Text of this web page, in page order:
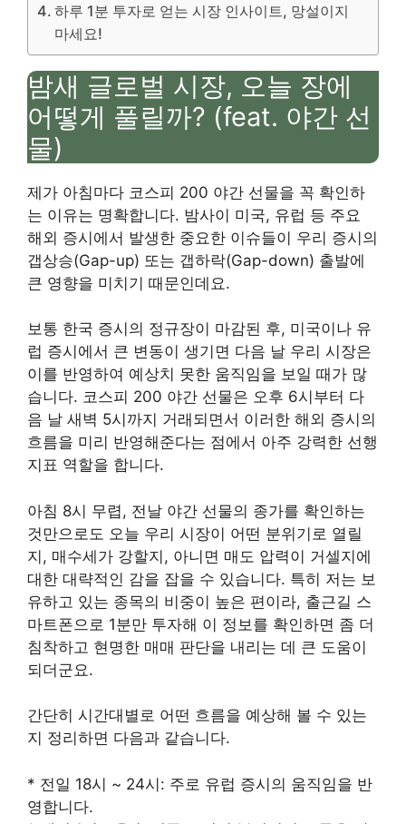
하루 1분 투자로 얻는 시장 인사이트, 망설이지
마세요!
밤새 글로벌 시장, 오늘 장에
어떻게 풀릴까? (feat. 야간 선
물)
제가 아침마다 코스피 200 야간 선물을 꼭 확인하
는 이유는 명확합니다. 밤사이 미국, 유럽 등 주요
해외 증시에서 발생한 중요한 이슈들이 우리 증시의
갭상승(Gap-up) 또는 갭하락(Gap-down) 출발에
큰 영향을 미치기 때문인데요.
보통 한국 증시의 정규장이 마감된 후, 미국이나 유
럽 증시에서 큰 변동이 생기면 다음 날 우리 시장은
이를 반영하여 예상치 못한 움직임을 보일 때가 많
습니다. 코스피 200 야간 선물은 오후 6시부터 다
음 날 새벽 5시까지 거래되면서 이러한 해외 증시의
흐름을 미리 반영해준다는 점에서 아주 강력한 선행
지표 역할을 합니다.
아침 8시 무렵, 전날 야간 선물의 종가를 확인하는
것만으로도 오늘 우리 시장이 어떤 분위기로 열릴
지, 매수세가 강할지, 아니면 매도 압력이 거셀지에
대한 대략적인 감을 잡을 수 있습니다. 특히 저는 보
유하고 있는 종목의 비중이 높은 편이라, 출근길 스
마트폰으로 1분만 투자해 이 정보를 확인하면 좀 더
침착하고 현명한 매매 판단을 내리는 데 큰 도움이
되더군요.
간단히 시간대별로 어떤 흐름을 예상해 볼 수 있는
지 정리하면 다음과 같습니다.
* 전일 18시 ~ 24시: 주로 유럽 증시의 움직임을 반
영합니다.